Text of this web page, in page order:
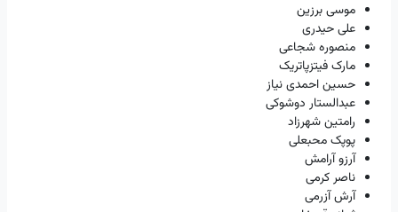
موسی برزین
علی حیدری
منصوره شجاعی
مارک فیتزپاتریک
حسین احمدی نیاز
عبدالستار دوشوکی
رامتین شهرزاد
پوپک محبعلی
آرزو آرامش
ناصر کرمی
آرش آزرمی